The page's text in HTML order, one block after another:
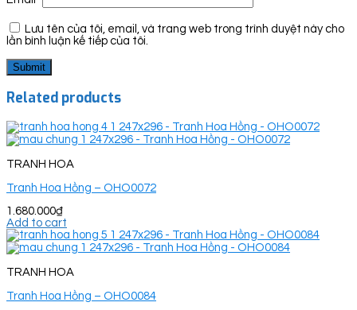
Lưu tên của tôi, email, và trang web trong trình duyệt này cho
lần bình luận kế tiếp của tôi.
Related products
TRANH HOA
Tranh Hoa Hồng – OHO0072
1.680.000₫
Add to cart
TRANH HOA
Tranh Hoa Hồng – OHO0084